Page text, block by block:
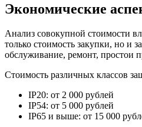
Экономические
Анализ совокупной стоимости
только стоимость закупки, но и
обслуживание, ремонт, простои
Стоимость различных классов
IP20: от 2 000 рублей
IP54: от 5 000 рублей
IP65 и выше: от 15 000